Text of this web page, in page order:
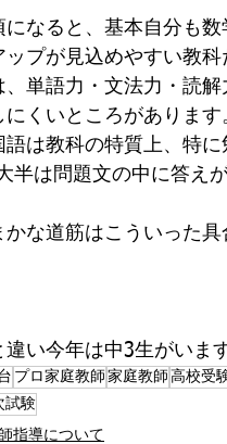
になると、基本自分も
ップが見込めやすい教科
、単語力・文法力・読
にくいところがあります
語は教科の特質上、特
半は問題文の中に答え
かな道筋はこういった具
違い今年は中3生がいま
プロ家庭教師 家庭教師 高校受
試験
指導について